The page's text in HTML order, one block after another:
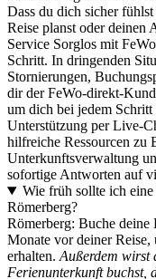
Dass du dich sicher
Reise planst oder deinen
Service Sorglos mit
Schritt. In dringenden
Stornierungen,
dir der FeWo-direkt-
um dich bei jedem
Unterstützung per Live-
hilfreiche Ressourcen zu
Unterkunftsverwaltung
sofortige Antworten auf
Wie früh sollte ich
Römerberg?
Römerberg: Buche deine
Monate vor deiner
erhalten. Außerdem wirst
Ferienunterkunft buchst,